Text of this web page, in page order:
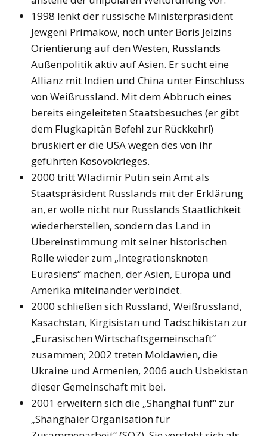
1998 lenkt der russische Ministerpräsident
Jewgeni Primakow, noch unter Boris Jelzins
Orientierung auf den Westen, Russlands
Außenpolitik aktiv auf Asien. Er sucht eine
Allianz mit Indien und China unter Einschluss
von Weißrussland. Mit dem Abbruch eines
bereits eingeleiteten Staatsbesuches (er gibt
dem Flugkapitän Befehl zur Rückkehr!)
brüskiert er die USA wegen des von ihr
geführten Kosovokrieges.
2000 tritt Wladimir Putin sein Amt als
Staatspräsident Russlands mit der Erklärung
an, er wolle nicht nur Russlands Staatlichkeit
wiederherstellen, sondern das Land in
Übereinstimmung mit seiner historischen
Rolle wieder zum „Integrationsknoten
Eurasiens“ machen, der Asien, Europa und
Amerika miteinander verbindet.
2000 schließen sich Russland, Weißrussland,
Kasachstan, Kirgisistan und Tadschikistan zur
„Eurasischen Wirtschaftsgemeinschaft“
zusammen; 2002 treten Moldawien, die
Ukraine und Armenien, 2006 auch Usbekistan
dieser Gemeinschaft mit bei.
2001 erweitern sich die „Shanghai fünf“ zur
„Shanghaier Organisation für